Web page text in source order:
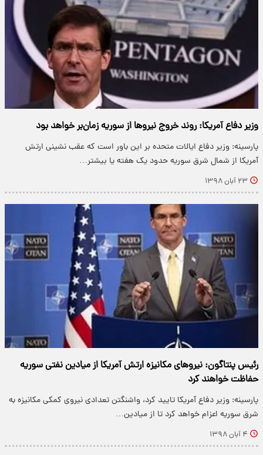
وزیر دفاع آمریکا: روند خروج نیروها از سوریه زمان‌بر خواهد بود
پارسینه: وزیر دفاع ایالات متحده بر این باور است که عقب نشینی ارتش
آمریکا از شمال شرق سوریه حدود یک هفته یا بیشتر…
۲۳ آبان ۱۳۹۸
رئیس پنتاگون: نیروهای مکانیزه ارتش آمریکا از میادین نفتی سوریه
حفاظت خواهند کرد
پارسینه: وزیر دفاع آمریکا تایید کرد، واشنگتن تعدادی نیروی کمکی مکانیزه به
شرق سوریه اعزام خواهد کرد تا از میادین…
۴ آبان ۱۳۹۸